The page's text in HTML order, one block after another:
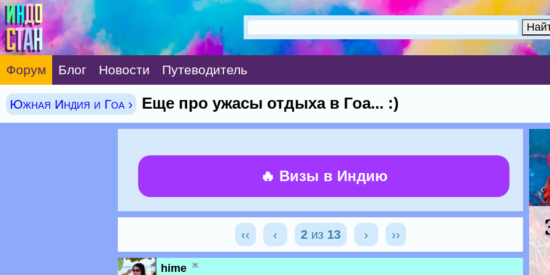
Форум Блог Новости Путеводитель
Южная Индия и Гоа › Еще про ужасы отдыха в Гоа... :)
🔥 Визы в Индию
‹‹ ‹ 2из 13 › ››
hime ж